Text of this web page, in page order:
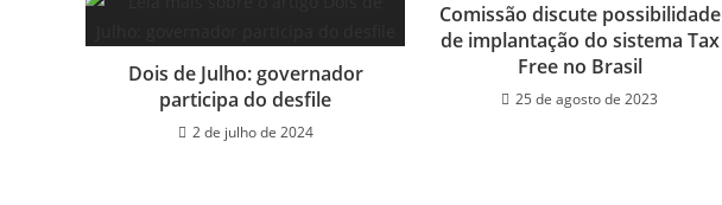
Dois de Julho: governador
participa do desfile
2 de julho de 2024
Comissão discute possibilidade
de implantação do sistema Tax
Free no Brasil
25 de agosto de 2023